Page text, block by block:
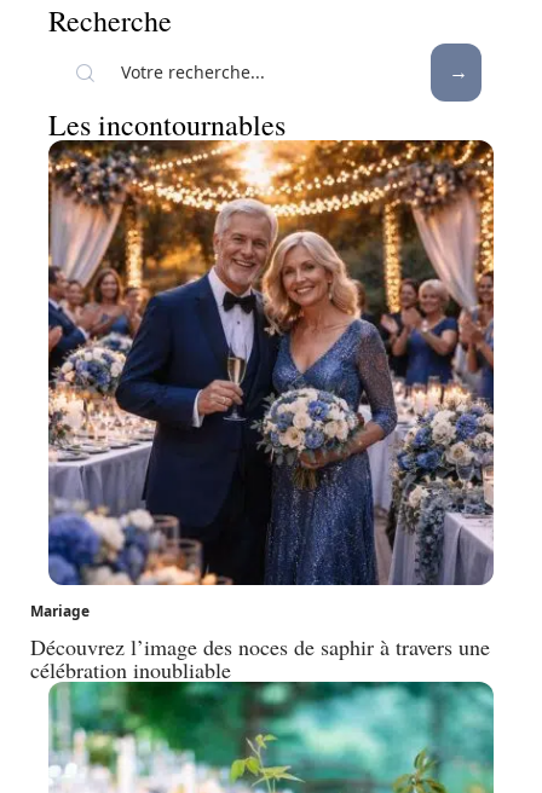
Recherche
Les incontournables
Mariage
Découvrez l’image des noces de saphir à travers une
célébration inoubliable